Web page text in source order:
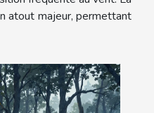
atout majeur, permettant